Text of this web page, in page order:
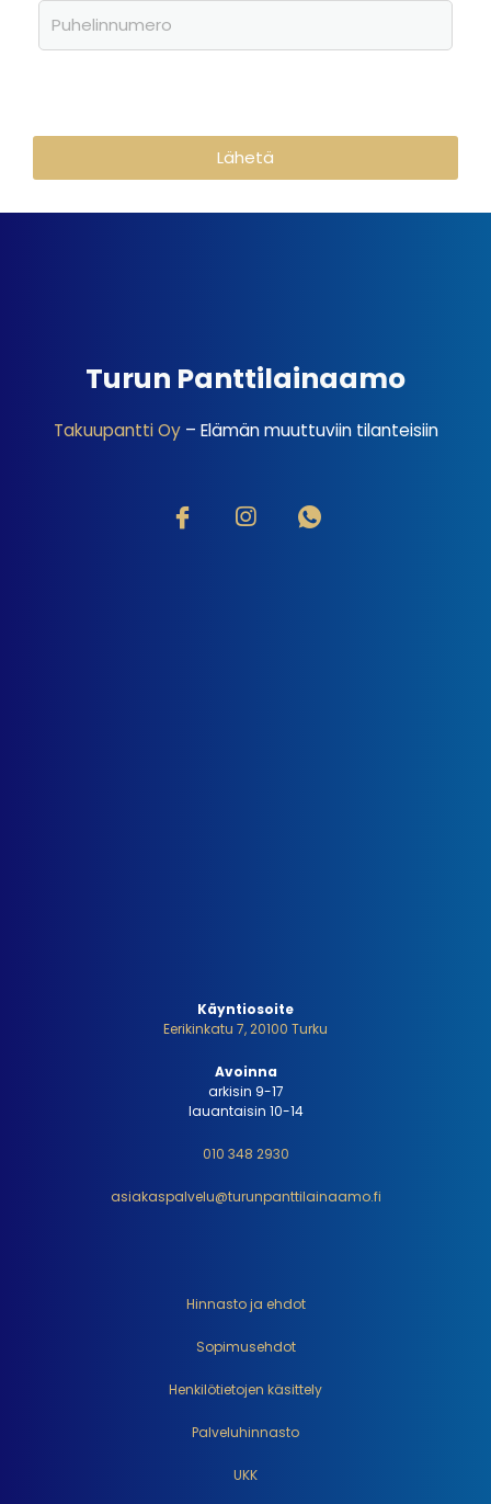
Lähetä
Turun Panttilainaamo
Takuupantti Oy– Elämän muuttuviin tilanteisiin
Käyntiosoite
Eerikinkatu 7, 20100 Turku
Avoinna
arkisin 9-17
lauantaisin 10-14
010 348 2930
asiakaspalvelu@turunpanttilainaamo.fi
Hinnasto ja ehdot
Sopimusehdot
Henkilötietojen käsittely
Palveluhinnasto
UKK